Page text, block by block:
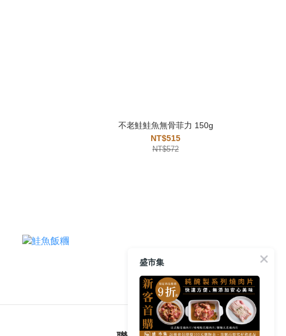
不老鮭鮭魚無骨菲力 150g
NT$515
NT$572
盛市集